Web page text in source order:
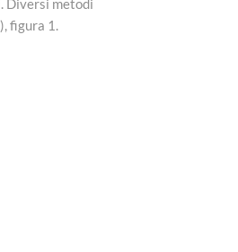
Diversi metodi
figura 1.